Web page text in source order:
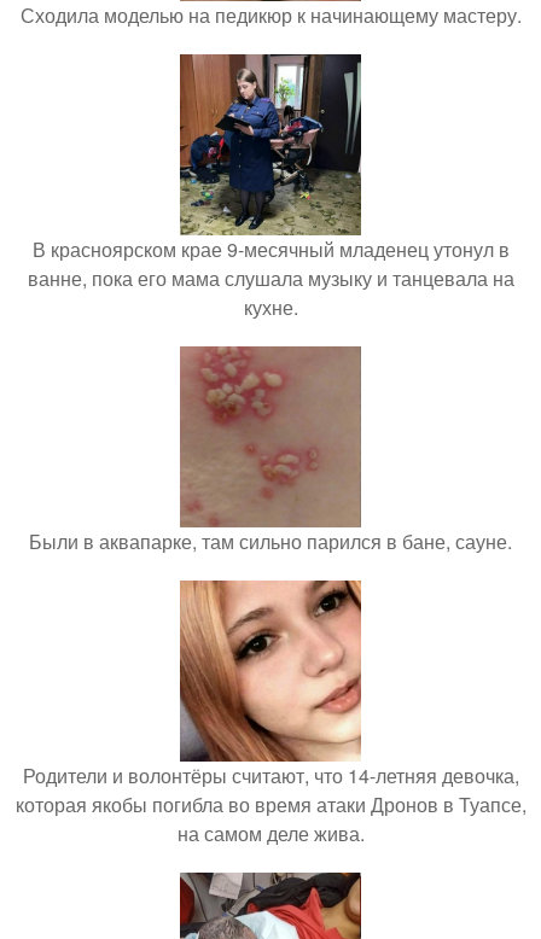
Сходила моделью на педикюр к начинающему мастеру.
В красноярском крае 9-месячный младенец утонул в
ванне, пока его мама слушала музыку и танцевала на
кухне.
Были в аквапарке, там сильно парился в бане, сауне.
Родители и волонтёры считают, что 14-летняя девочка,
которая якобы погибла во время атаки Дронов в Туапсе,
на самом деле жива.